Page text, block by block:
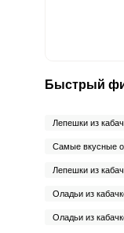
Быстрый
Лепешки из
Самые вкусные
Лепешки из
Оладьи из
Оладьи из